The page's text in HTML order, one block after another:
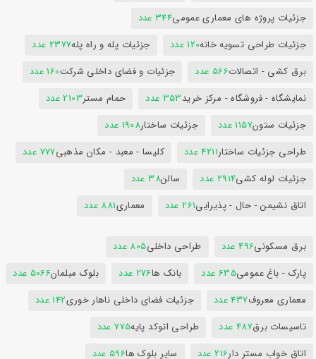
جزئیات پروژه های معماری عمومی344 عدد
جزئیات طراحی تسویه خانه120 عدد جزئیات پله و راه پله2377 عدد
برق کشی - اتصالات566 عدد جزئیات و فضای داخلی شرکت160 عدد
نمایشگاه - فروشگاه - مرکز خرید353 عدد حمام مستر2103 عدد
جزئیات ستون1157 عدد جزئیات ساختار1908 عدد
طراحی جزئیات ساختار4211 عدد کلیسا - معبد - مکان مذهبی777 عدد
جزئیات لوله کشی2914 عدد سالن38 عدد
اتاق نشیمن - حال - پذیرایی261 عدد معماری881 عدد
برق مسکونی496 عدد طراحی داخلی805 عدد
پارک - باغ عمومی635 عدد بانک ها276 عدد بلوک مبلمان5066 عدد
معماری معروف437 عدد جزئیات فضای داخلی ناهار خوری142 عدد
تاسیسات برق487 عدد طراحی اتوکد پایه775 عدد
اتاق خواب مستر دار216 عدد سایر بلوک ها596 عدد